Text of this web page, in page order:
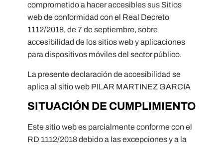
comprometido a hacer accesibles sus Sitios
web de conformidad con el Real Decreto
1112/2018, de 7 de septiembre, sobre
accesibilidad de los sitios web y aplicaciones
para dispositivos móviles del sector público.
La presente declaración de accesibilidad se
aplica al sitio web PILAR MARTINEZ GARCIA
SITUACIÓN DE CUMPLIMIENTO
Este sitio web es parcialmente conforme con el
RD 1112/2018 debido a las excepciones y a la